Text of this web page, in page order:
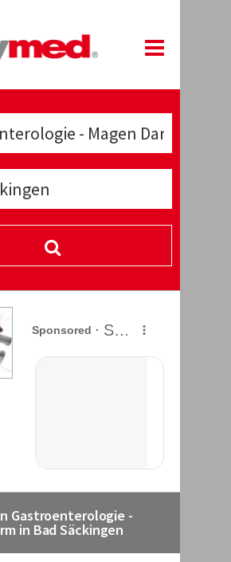
Gastroenterologie -
in Bad Säckingen